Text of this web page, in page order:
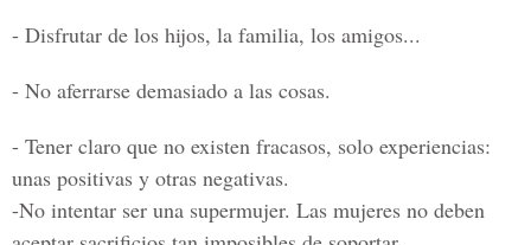
- Disfrutar de los hijos, la familia, los amigos...
- No aferrarse demasiado a las cosas.
- Tener claro que no existen fracasos, solo experiencias:
unas positivas y otras negativas.
-No intentar ser una supermujer. Las mujeres no deben